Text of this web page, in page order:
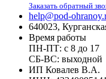
Заказать обратный
help@pod-
640023,
Время работы
ПН-ПТ: с 8 до 17
СБ-ВС: выходной
ИП Ковалев В.А.